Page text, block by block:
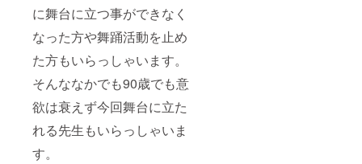
に舞台に立つ事ができなく
なった方や舞踊活動を止め
た方もいらっしゃいます。
そんななかでも90歳でも意
欲は衰えず今回舞台に立た
れる先生もいらっしゃいま
す。